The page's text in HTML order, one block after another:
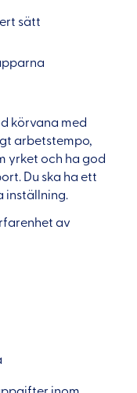
sätt
körvana med
arbetstempo,
yrket och ha god
Du ska ha ett
inställning.
av